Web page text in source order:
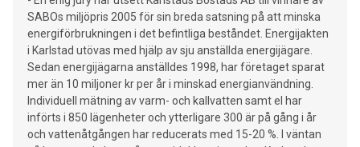
SABOs miljöpris 2005 för sin breda satsning på att minska
energiförbrukningen i det befintliga beståndet. Energijakten
i Karlstad utövas med hjälp av sju anställda energijägare.
Sedan energijägarna anställdes 1998, har företaget sparat
mer än 10 miljoner kr per år i minskad energianvändning.
Individuell mätning av varm- och kallvatten samt el har
införts i 850 lägenheter och ytterligare 300 är på gång i år
och vattenåtgången har reducerats med 15-20 %. I väntan